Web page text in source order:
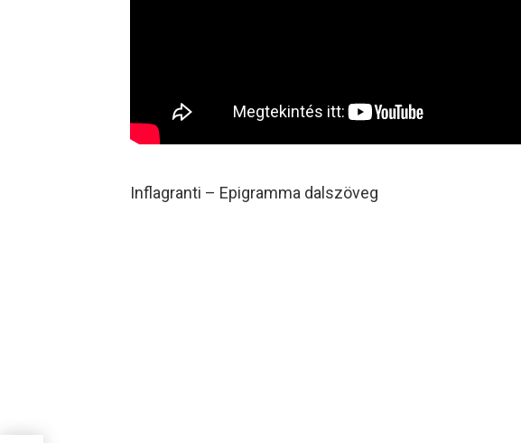
Inflagranti – Epigramma dalszöveg